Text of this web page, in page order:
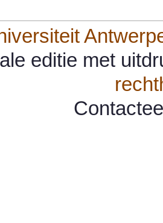
editie met